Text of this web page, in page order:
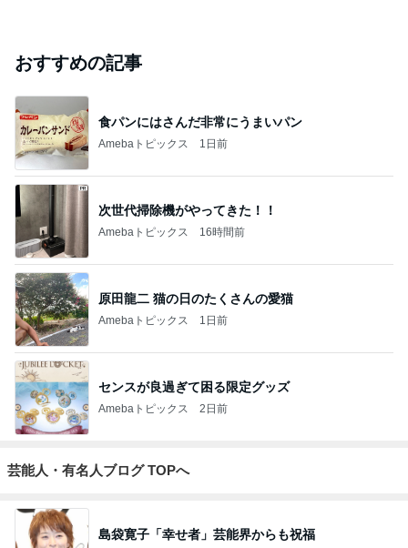
おすすめの記事
食パンにはさんだ非常にうまいパン
Amebaトピックス 1日前
次世代掃除機がやってきた！！
Amebaトピックス 16時間前
原田龍二 猫の日のたくさんの愛猫
Amebaトピックス 1日前
センスが良過ぎて困る限定グッズ
Amebaトピックス 2日前
芸能人・有名人ブログ TOPへ
島袋寛子「幸せ者」芸能界からも祝福